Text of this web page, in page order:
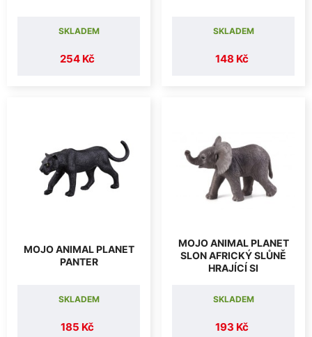
254 Kč
SKLADEM
148 Kč
SKLADEM
MOJO ANIMAL PLANET
PANTER
185 Kč
SKLADEM
MOJO ANIMAL PLANET
SLON AFRICKÝ SLŮNĚ
HRAJÍCÍ SI
193 Kč
SKLADEM